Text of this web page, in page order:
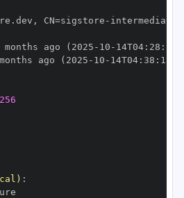
, CN=sigstore -
months ago (2025 - 10 - 14T04: 28 :
ago (2025- 10 - 14T04: 38 :
256
: